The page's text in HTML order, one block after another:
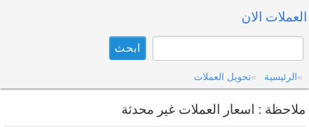
العملات الان
الرئيسية تحويل العملات
ملاحظة : اسعار العملات غير محدثة